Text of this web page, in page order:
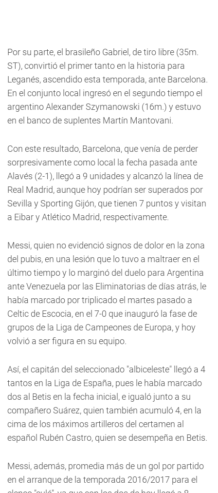
Por su parte, el brasileño Gabriel, de tiro libre (35m.
ST), convirtió el primer tanto en la historia para
Leganés, ascendido esta temporada, ante Barcelona.
En el conjunto local ingresó en el segundo tiempo el
argentino Alexander Szymanowski (16m.) y estuvo
en el banco de suplentes Martín Mantovani.
Con este resultado, Barcelona, que venía de perder
sorpresivamente como local la fecha pasada ante
Alavés (2-1), llegó a 9 unidades y alcanzó la línea de
Real Madrid, aunque hoy podrían ser superados por
Sevilla y Sporting Gijón, que tienen 7 puntos y visitan
a Eibar y Atlético Madrid, respectivamente.
Messi, quien no evidenció signos de dolor en la zona
del pubis, en una lesión que lo tuvo a maltraer en el
último tiempo y lo marginó del duelo para Argentina
ante Venezuela por las Eliminatorias de días atrás, le
había marcado por triplicado el martes pasado a
Celtic de Escocia, en el 7-0 que inauguró la fase de
grupos de la Liga de Campeones de Europa, y hoy
volvió a ser figura en su equipo.
Así, el capitán del seleccionado "albiceleste" llegó a 4
tantos en la Liga de España, pues le había marcado
dos al Betis en la fecha inicial, e igualó junto a su
compañero Suárez, quien también acumuló 4, en la
cima de los máximos artilleros del certamen al
español Rubén Castro, quien se desempeña en Betis.
Messi, además, promedia más de un gol por partido
en el arranque de la temporada 2016/2017 para el